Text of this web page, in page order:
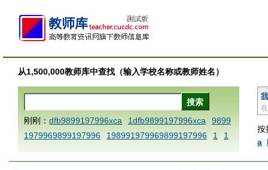
从1,500,000教师库中查找（输入学校名称或教师姓名）
按
a
刚刚： dfb9899197996xca 1dfb9899197996xca
9899
1979969899197996
198991979969899197996 1
1
AAABBBCCCdefine blablaenddefine dfbxyzendtemplat